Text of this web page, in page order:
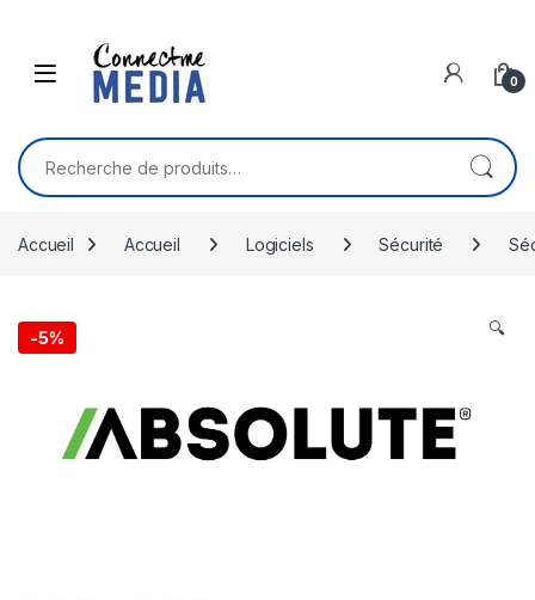
0
Recherche pour :
Accueil Accueil Logiciels Sécurité
-5% 🔍